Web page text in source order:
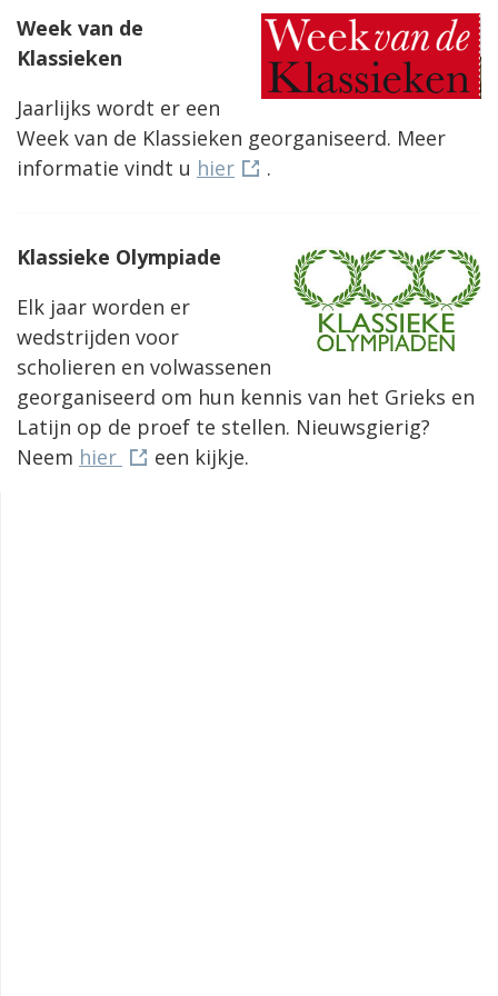
Week van de
Klassieken
Jaarlijks wordt er een
Week van de Klassieken georganiseerd. Meer
informatie vindt u hier .
Klassieke Olympiade
Elk jaar worden er
wedstrijden voor
scholieren en volwassenen
georganiseerd om hun kennis van het Grieks en
Latijn op de proef te stellen. Nieuwsgierig?
Neem hier een kijkje.